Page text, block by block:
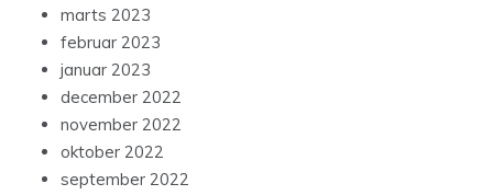
marts 2023
februar 2023
januar 2023
december 2022
november 2022
oktober 2022
september 2022